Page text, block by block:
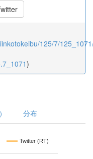
125/7/
)
分布
Twitter (RT)